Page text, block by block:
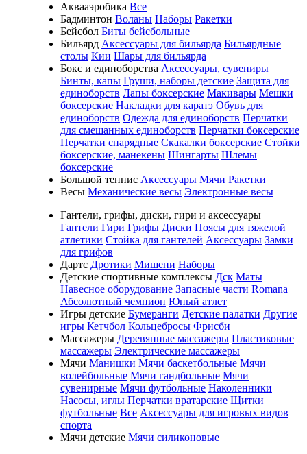
Аквааэробика Все
Бадминтон Воланы Наборы Ракетки
Бейсбол Биты бейсбольные
Бильярд Аксессуары для бильярда Бильярдные
столы Кии Шары для бильярда
Бокс и единоборства Аксессуары, сувениры
Бинты, капы Груши, наборы детские Защита для
единоборств Лапы боксерские Макивары Мешки
боксерские Накладки для каратэ Обувь для
единоборств Одежда для единоборств Перчатки
для смешанных единоборств Перчатки боксерские
Перчатки снарядные Скакалки боксерские Стойки
боксерские, манекены Шингарты Шлемы
боксерские
Большой теннис Аксессуары Мячи Ракетки
Весы Механические весы Электронные весы
Гантели, грифы, диски, гири и аксессуары
Гантели Гири Грифы Диски Поясы для тяжелой
атлетики Стойка для гантелей Аксессуары Замки
для грифов
Дартс Дротики Мишени Наборы
Детские спортивные комплексы Дск Маты
Навесное оборудование Запасные части Romana
Абсолютный чемпион Юный атлет
Игры детские Бумеранги Детские палатки Другие
игры Кетчбол Кольцебросы Фрисби
Массажеры Деревянные массажеры Пластиковые
массажеры Электрические массажеры
Мячи Манишки Мячи баскетбольные Мячи
волейбольные Мячи гандбольные Мячи
сувенирные Мячи футбольные Наколенники
Насосы, иглы Перчатки вратарские Щитки
футбольные Все Аксессуары для игровых видов
спорта
Мячи детские Мячи силиконовые